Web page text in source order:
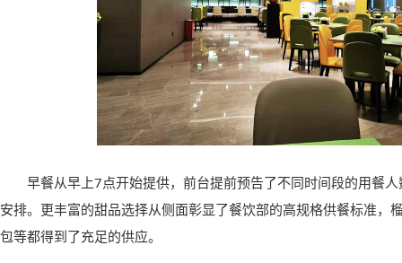
早餐从早上7点开始提供，前台提前预告了不同时间段的用餐
安排。更丰富的甜品选择从侧面彰显了餐饮部的高规格供餐标准，
包等都得到了充足的供应。